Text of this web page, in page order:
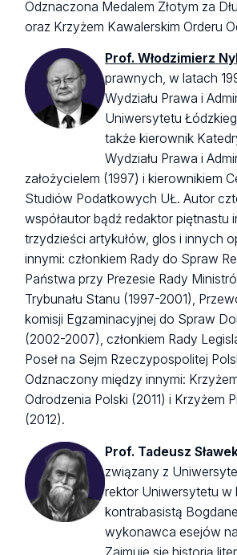
Odznaczona Medalem Złotym za
oraz Krzyżem Kawalerskim Orderu
Prof.Włodzimierz
prawnych, w latach
Wydziału Prawa i
Uniwersytetu
także kierownik
Wydziału Prawa i
założycielem (1997) i kierownikiem
Studiów Podatkowych UŁ. Autor
współautor bądź redaktor piętnastu
trzydzieści artykułów, glos i innych
innymi: członkiem Rady do Spraw
Państwa przy Prezesie Rady
Trybunału Stanu (1997-2001),
komisji Egzaminacyjnej do Spraw
(2002-2007), członkiem Rady
Poseł na Sejm Rzeczypospolitej
Odznaczony między innymi:
Odrodzenia Polski (2011) i Krzyżem
(2012).
Prof. Tadeusz
związany z
rektor Uniwersytetu w
kontrabasistą
wykonawca esejów